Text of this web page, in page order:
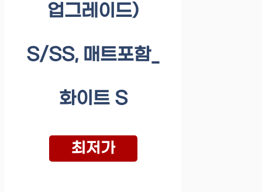
업그레이드)
S/SS, 매트포함_
화이트 S
최저가